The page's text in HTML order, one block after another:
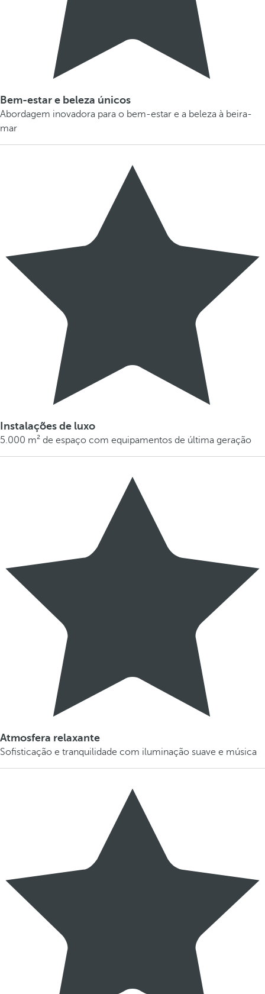
Bem-estar e beleza únicos
Abordagem inovadora para o bem-estar e a beleza à beira-
mar
Instalações de luxo
5.000 m² de espaço com equipamentos de última geração
Atmosfera relaxante
Sofisticação e tranquilidade com iluminação suave e música